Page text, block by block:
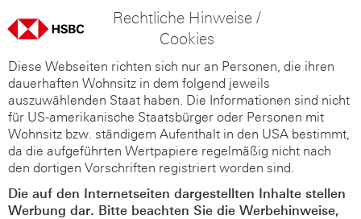
Rechtliche Hinweise /
Cookies
Diese Webseiten richten sich nur an Personen, die ihren
dauerhaften Wohnsitz in dem folgend jeweils
auszuwählenden Staat haben. Die Informationen sind nicht
für US-amerikanische Staatsbürger oder Personen mit
Wohnsitz bzw. ständigem Aufenthalt in den USA bestimmt,
da die aufgeführten Wertpapiere regelmäßig nicht nach
den dortigen Vorschriften registriert worden sind.
Die auf den Internetseiten dargestellten Inhalte stellen
Werbung dar. Bitte beachten Sie die Werbehinweise,